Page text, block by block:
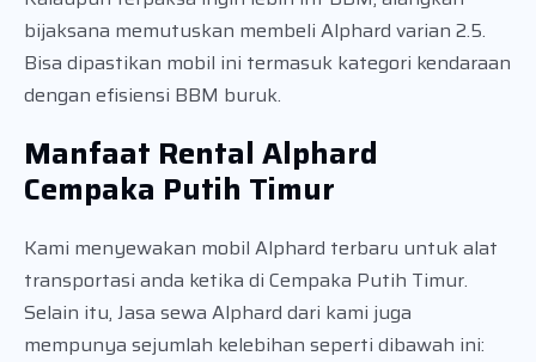
bijaksana memutuskan membeli Alphard varian 2.5.
Bisa dipastikan mobil ini termasuk kategori kendaraan
dengan efisiensi BBM buruk.
Manfaat Rental Alphard
Cempaka Putih Timur
Kami menyewakan mobil Alphard terbaru untuk alat
transportasi anda ketika di Cempaka Putih Timur.
Selain itu, Jasa sewa Alphard dari kami juga
mempunya sejumlah kelebihan seperti dibawah ini: